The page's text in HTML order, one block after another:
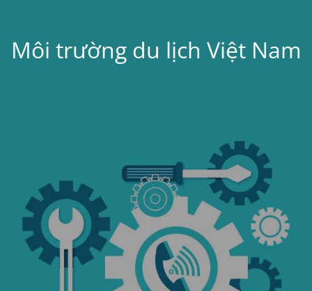
Môi trường du lịch Việt Nam